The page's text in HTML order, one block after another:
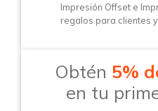
Impresión Offset e
regalos para clientes
Obtén 5%
en tu